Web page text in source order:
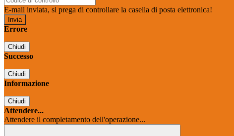
E-mail inviata, si prega di controllare la casella di posta elettronica!
Errore
Chiudi
Successo
Chiudi
Informazione
Chiudi
Attendere...
Attendere il completamento dell'operazione...